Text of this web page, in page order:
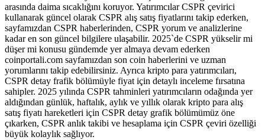
arasında daima sıcaklığını koruyor. Yatırımcılar CSPR çevirici
kullanarak güncel olarak CSPR alış satış fiyatlarını takip ederken,
sayfamızdan CSPR haberlerinden, CSPR yorum ve analizlerine
kadar en son güncel bilgilere ulaşabilir. 2025`de CSPR yükselir mi
düşer mi konusu gündemde yer almaya devam ederken
coinportali.com sayfamızdan son coin haberlerini ve uzman
yorumlarını takip edebilirsiniz. Ayrıca kripto para yatırımcıları,
CSPR detay frafik bölümüyle fiyat için detaylı inceleme fırsatına
sahipler. 2025 yılında CSPR tahminleri yatırımcıların odağında yer
aldığından günlük, haftalık, aylık ve yıllık olarak kripto para alış
satış fiyatı hareketleri için CSPR detay grafik bölümümüz öne
çıkarken, CSPR anlık takibi ve hesaplama için CSPR çeviri özelliği
büyük kolaylık sağlıyor.